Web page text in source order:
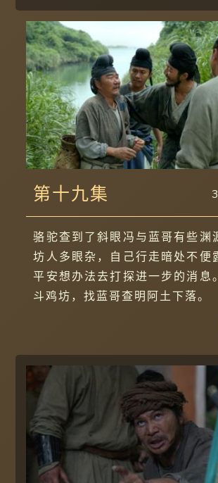
第十九集
骆驼查到了斜眼冯与蓝哥有些渊
坊人多眼杂，自己行走暗处不便
平安想办法去打探进一步的消息
斗鸡坊，找蓝哥查明阿土下落。